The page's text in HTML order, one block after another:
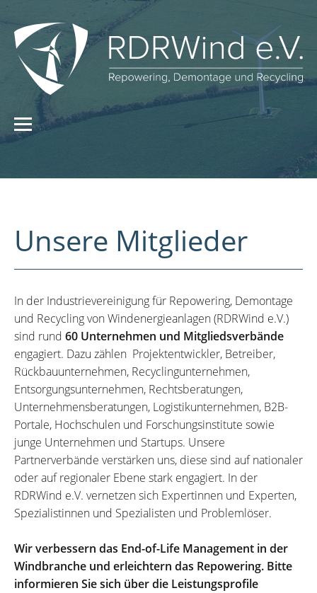
Unsere Mitglieder
In der Industrievereinigung für Repowering, Demontage
und Recycling von Windenergieanlagen (RDRWind e.V.)
sind rund 60 Unternehmen und Mitgliedsverbände
engagiert. Dazu zählen Projektentwickler, Betreiber,
Rückbauunternehmen, Recyclingunternehmen,
Entsorgungsunternehmen, Rechtsberatungen,
Unternehmensberatungen, Logistikunternehmen, B2B-
Portale, Hochschulen und Forschungsinstitute sowie
junge Unternehmen und Startups. Unsere
Partnerverbände verstärken uns, diese sind auf nationaler
oder auf regionaler Ebene stark engagiert. In der
RDRWind e.V. vernetzen sich Expertinnen und Experten,
Spezialistinnen und Spezialisten und Problemlöser.
Wir verbessern das End-of-Life Management in der
Windbranche und erleichtern das Repowering. Bitte
informieren Sie sich über die Leistungsprofile